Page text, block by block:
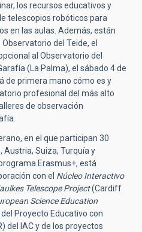
los recursos educativos y
telescopios robóticos para
en las aulas. Además, están
del Teide, el
al Observatorio del
(La Palma), el sábado 4 de
de primera mano cómo es y
profesional del más alto
de observación
en el que participan 30
Austria, Suiza, Turquía y
Erasmus+, está
con el Núcleo Interactivo
Telescope Project(Cardiff
Science Education
Proyecto Educativo con
del IAC y de los proyectos